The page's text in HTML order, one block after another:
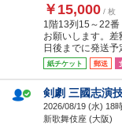
￥15,000 / 枚
1階13列15～22
お願いします。
日後までに発送予
紙チケット 郵送
剣劇 三國志演
2026/08/19 (水) 18
新歌舞伎座 (大阪)